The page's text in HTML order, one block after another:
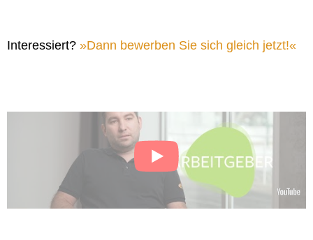
Interessiert? Dann bewerben Sie sich gleich jetzt!